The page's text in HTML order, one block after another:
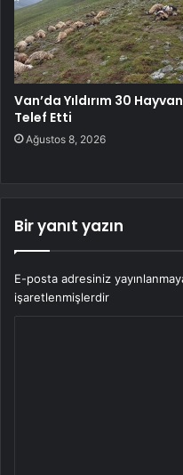
Van’da Yıldırım 30
Telef Etti
Ağustos 8, 2026
Bir yanıt yazın
E-posta adresiniz
işaretlenmişlerdir